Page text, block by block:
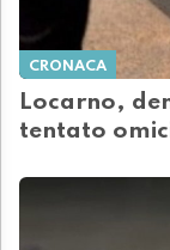
CRONACA
Locarno,
tentato